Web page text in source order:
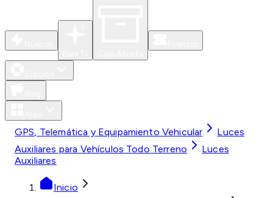
GPS, Telemática y Equipamiento Vehicular
Luces
Auxiliares para Vehículos Todo Terreno
Luces
Auxiliares
Inicio